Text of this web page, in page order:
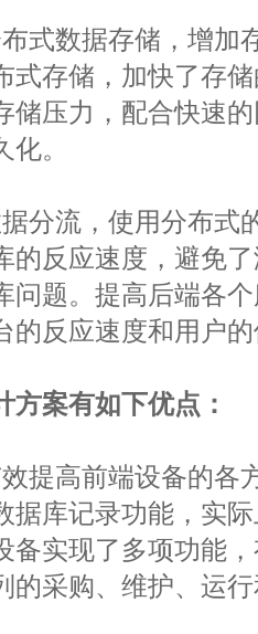
数据存储，增加
式存储，加快了存
储压力，配合快速
。
流，使用分布式
的反应速度，避免
问题。提高后端各
的反应速度和用户
方案有如下优点：
高前端设备的各
据库记录功能，实
备实现了多项功能
的采购、维护、运